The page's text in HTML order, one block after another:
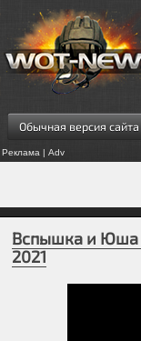
Обычная версия сайта
Реклама | Adv
Вспышка и Юша
2021